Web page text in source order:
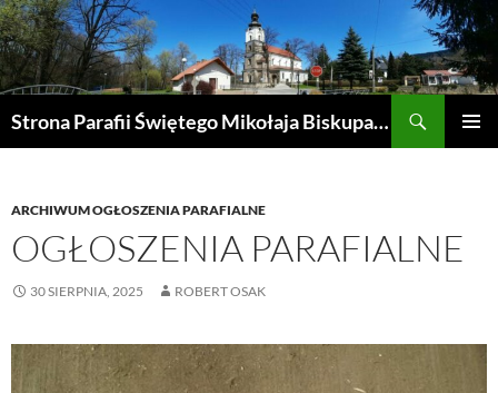
Przejdź
do
treści
Strona Parafii Świętego Mikołaja Biskupa w Żegocinie
ARCHIWUM OGŁOSZENIA PARAFIALNE
OGŁOSZENIA PARAFIALNE
30 SIERPNIA, 2025 ROBERT OSAK